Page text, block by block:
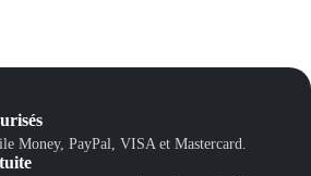
Money, PayPal, VISA et Mastercard.